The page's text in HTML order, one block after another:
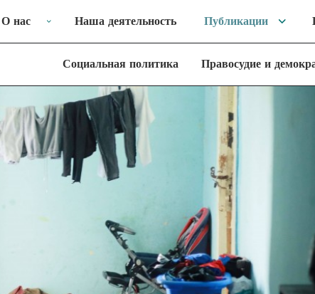
О нас Наша деятельность Публикации
Социальная политика Правосудие и